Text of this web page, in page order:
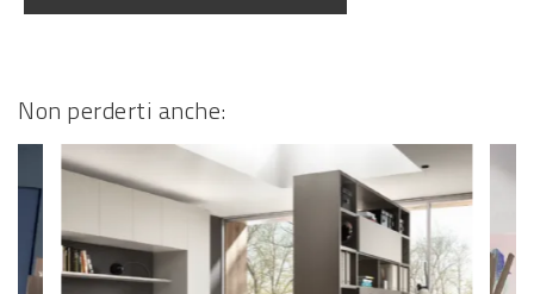
Non perderti anche: